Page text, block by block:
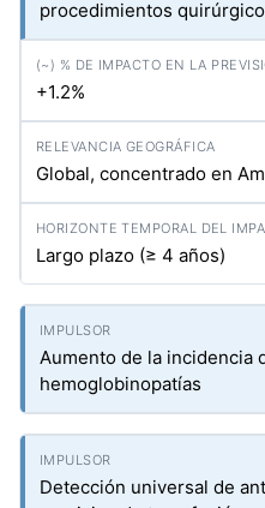
procedimientos
+1.2%
Global, concentrado en
Largo plazo (≥ 4 años)
Aumento de la incidencia
hemoglobinopatías
Detección universal de